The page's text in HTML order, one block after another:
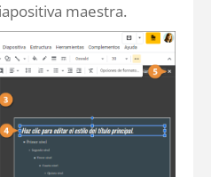
maestra.